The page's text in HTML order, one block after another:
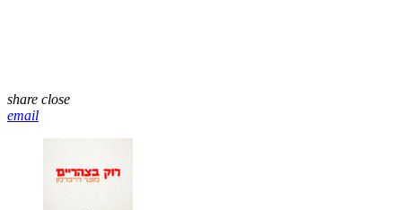
share close
email